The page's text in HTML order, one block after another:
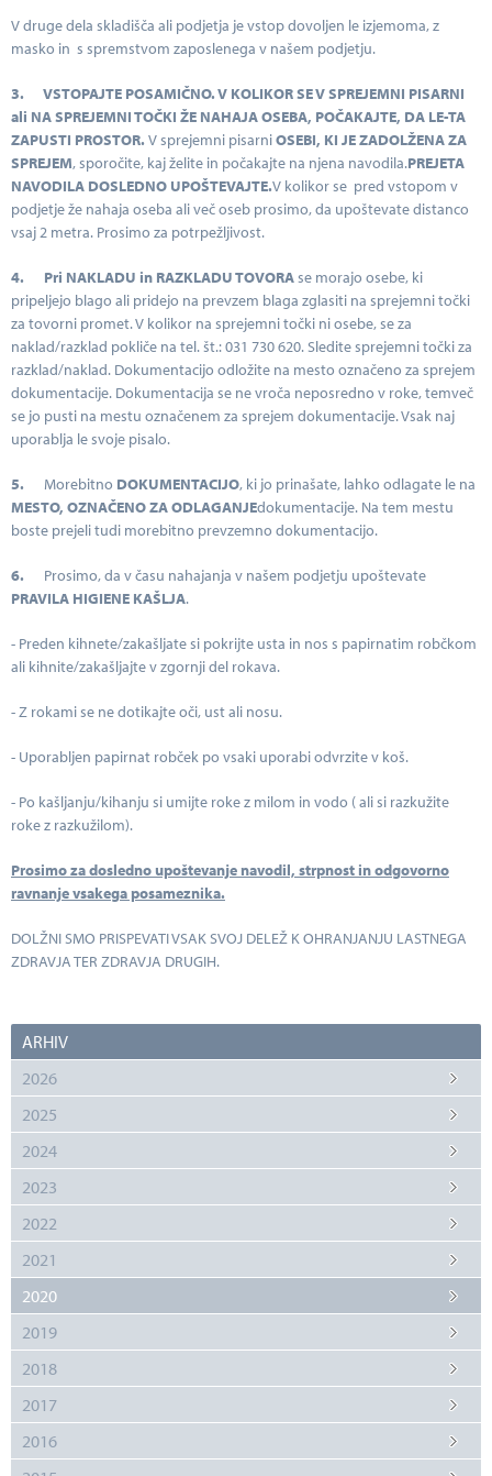
V druge dela skladišča ali podjetja je vstop dovoljen le izjemoma, z
masko in s spremstvom zaposlenega v našem podjetju.
3. VSTOPAJTE POSAMIČNO. V KOLIKOR SE V SPREJEMNI PISARNI
ali NA SPREJEMNI TOČKI ŽE NAHAJA OSEBA, POČAKAJTE, DA LE-TA
ZAPUSTI PROSTOR. V sprejemni pisarniOSEBI, KI JE ZADOLŽENA ZA
SPREJEM, sporočite, kaj želite in počakajte na njena navodila.PREJETA
NAVODILA DOSLEDNO UPOŠTEVAJTE.V kolikor se pred vstopom v
podjetje že nahaja oseba ali več oseb prosimo, da upoštevate distanco
vsaj 2 metra. Prosimo za potrpežljivost.
4. Pri NAKLADU in RAZKLADU TOVORAse morajo osebe, ki
pripeljejo blago ali pridejo na prevzem blaga zglasiti na sprejemni točki
za tovorni promet. V kolikor na sprejemni točki ni osebe, se za
naklad/razklad pokliče na tel. št.: 031 730 620. Sledite sprejemni točki za
razklad/naklad. Dokumentacijo odložite na mesto označeno za sprejem
dokumentacije. Dokumentacija se ne vroča neposredno v roke, temveč
se jo pusti na mestu označenem za sprejem dokumentacije. Vsak naj
uporablja le svoje pisalo.
5. Morebitno DOKUMENTACIJO, ki jo prinašate, lahko odlagate le na
MESTO, OZNAČENO ZA ODLAGANJEdokumentacije. Na tem mestu
boste prejeli tudi morebitno prevzemno dokumentacijo.
6. Prosimo, da v času nahajanja v našem podjetju upoštevate
PRAVILA HIGIENE KAŠLJA.
- Preden kihnete/zakašljate si pokrijte usta in nos s papirnatim robčkom
ali kihnite/zakašljajte v zgornji del rokava.
- Z rokami se ne dotikajte oči, ust ali nosu.
- Uporabljen papirnat robček po vsaki uporabi odvrzite v koš.
- Po kašljanju/kihanju si umijte roke z milom in vodo ( ali si razkužite
roke z razkužilom).
Prosimo za dosledno upoštevanje navodil, strpnost in odgovorno
ravnanje vsakega posameznika.
DOLŽNI SMO PRISPEVATI VSAK SVOJ DELEŽ K OHRANJANJU LASTNEGA
ZDRAVJA TER ZDRAVJA DRUGIH.
ARHIV
2026
2025
2024
2023
2022
2021
2020
2019
2018
2017
2016